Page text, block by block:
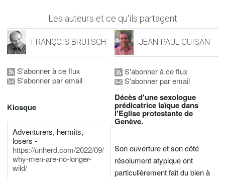
Les auteurs et ce qu'ils partagent
FRANÇOIS BRUTSCH
S'abonner à ce flux
S'abonner par email
Kiosque
Adventurers, hermits,
losers -
https://unherd.com/2022/09/
why-men-are-no-longer-
wild/
JEAN-PAUL GUISAN
S'abonner à ce flux
S'abonner par email
Décès d'une sexologue
prédicatrice laïque dans
l'Eglise protestante de
Genève.
Son ouverture et son côté
résolument atypique ont
particulièrement fait du bien à